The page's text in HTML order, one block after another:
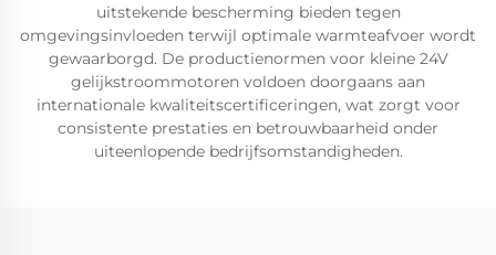
uitstekende bescherming bieden tegen
omgevingsinvloeden terwijl optimale warmteafvoer wordt
gewaarborgd. De productienormen voor kleine 24V
gelijkstroommotoren voldoen doorgaans aan
internationale kwaliteitscertificeringen, wat zorgt voor
consistente prestaties en betrouwbaarheid onder
uiteenlopende bedrijfsomstandigheden.